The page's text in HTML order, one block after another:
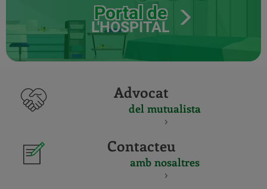
Portal de
L'HOSPITAL
Advocat
del mutualista
Contacteu
amb nosaltres